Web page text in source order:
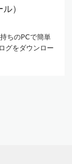
）
ちのPCで簡単
グをダウンロー